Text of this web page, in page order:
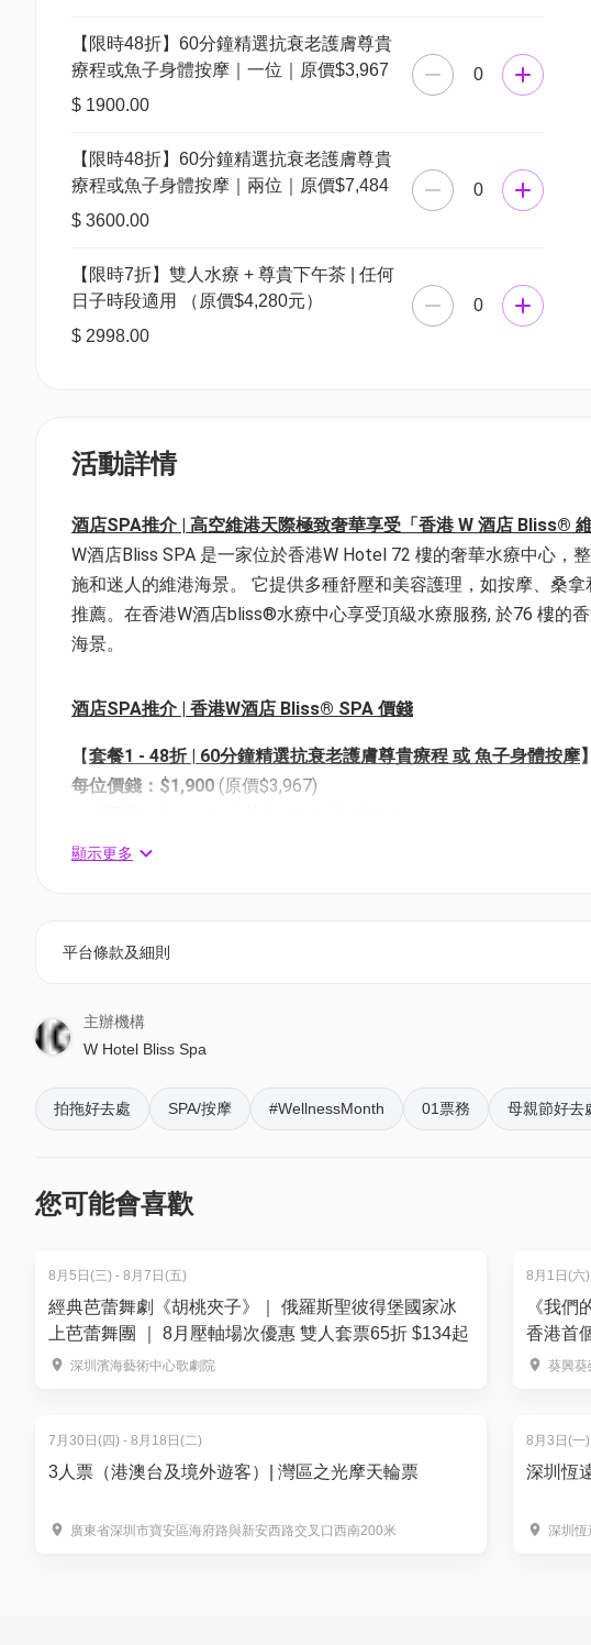
【限時48折】60分鐘精選抗衰老護膚尊貴
療程或魚子身體按摩｜一位｜原價$3,967
$ 1900.00
0
【限時48折】60分鐘精選抗衰老護膚尊貴
療程或魚子身體按摩｜兩位｜原價$7,484
$ 3600.00
0
【限時7折】雙人水療 + 尊貴下午茶 | 任何
日子時段適用 （原價$4,280元）
$ 2998.00
0
活動詳情
酒店SPA推介 | 高空維港天際極致奢華享受「香港 W 酒店 Bliss® 維
W酒店Bliss SPA 是一家位於香港W Hotel 72 樓的奢華水療中心，
施和迷人的維港海景。 它提供多種舒壓和美容護理，如按摩、桑
推薦。在香港W酒店bliss®水療中心享受頂級水療服務, 於76 樓的
海景。
酒店SPA推介 | 香港W酒店 Bliss® SPA 價錢
【套餐1 - 48折 | 60分鐘精選抗衰老護膚尊貴療程 或 魚子身體按摩】
每位價錢：$1,900 (原價$3,967)
手部及足部巴拿芬熱蠟滋養護理
每位附加港幣$250使用全港最高室外海景無邊際泳池和海景健身
*兌換日期: 購買日後 60 日內
*購買後需要向酒店提前預約
【套餐2 - 51折 | 75分鐘雙人訂製舒緩身體護理】
升級BIP水療套房，欣賞壯麗的海港美景，享受30分鐘浪漫滋養
豪華香檳套餐
每位附加港幣$300可於私人休息室享用尊貴美食套餐
每位附加港幣$250使用全港最高室外海景無邊際泳池和海景健
免費使用豪華熱療及水療設施包括海景活力旋流按摩池、桑拿及
【套餐3 -7折 | 雙人水療 +WOOBAR x Narciso Rodriguez「麝香花
30分鐘舒壓按摩或30分鐘純氧修護護膚療程 (兩位）
顯示更多
平台條款及細則
主辦機構
W Hotel Bliss Spa
拍拖好去處 SPA/按摩 #WellnessMonth 01票務 母親節好去
您可能會喜歡
8月5日(三) - 8月7日(五)
經典芭蕾舞劇《胡桃夾子》｜ 俄羅斯聖彼得堡國家冰
上芭蕾舞團 ｜ 8月壓軸場次優惠 雙人套票65折 $134起
深圳濱海藝術中心歌劇院
8月1日(六
《我們
香港首
眾入場
葵興
7月30日(四) - 8月18日(二)
3人票（港澳台及境外遊客）| 灣區之光摩天輪票
廣東省深圳市寶安區海府路與新安西路交叉口西南200米
8月3日(一
深圳恆
深圳恆